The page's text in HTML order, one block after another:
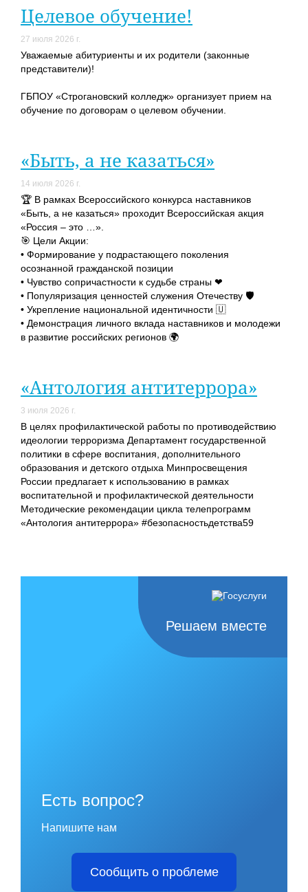
Целевое обучение!
27 июля 2026 г.
Уважаемые абитуриенты и их родители (законные
представители)!
ГБПОУ «Строгановский колледж» организует прием на
обучение по договорам о целевом обучении.
«Быть, а не казаться»
14 июля 2026 г.
🏆 В рамках Всероссийского конкурса наставников
«Быть, а не казаться» проходит Всероссийская акция
«Россия – это …».
🎯 Цели Акции:
• Формирование у подрастающего поколения
осознанной гражданской позиции
• Чувство сопричастности к судьбе страны ❤
• Популяризация ценностей служения Отечеству 🛡
• Укрепление национальной идентичности 🇺
• Демонстрация личного вклада наставников и молодежи
в развитие российских регионов 🌍
«Антология антитеррора»
3 июля 2026 г.
В целях профилактической работы по противодействию
идеологии терроризма Департамент государственной
политики в сфере воспитания, дополнительного
образования и детского отдыха Минпросвещения
России предлагает к использованию в рамках
воспитательной и профилактической деятельности
Методические рекомендации цикла телепрограмм
«Антология антитеррора» #безопасностьдетства59
Решаем вместе
Есть вопрос?
Напишите нам
Сообщить о проблеме